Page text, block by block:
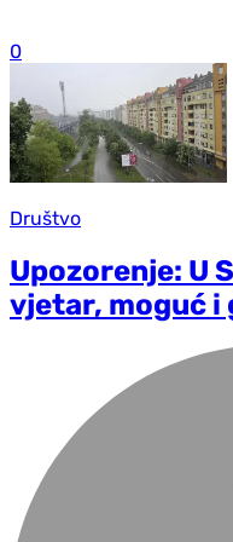
0
Društvo
Upozorenje: U
vjetar, moguć i